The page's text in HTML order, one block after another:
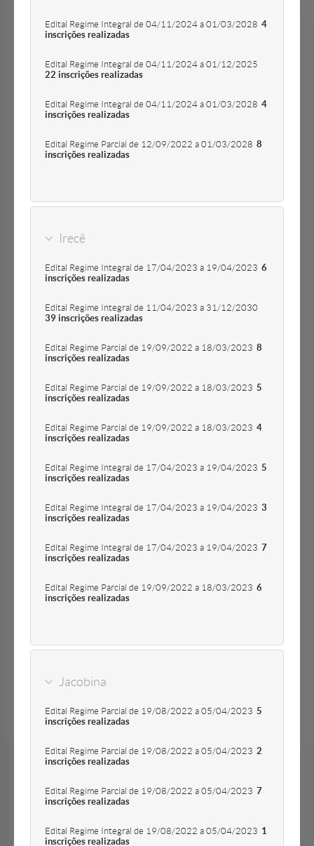
Edital Regime Integral de 04/11/2024 a 01/03/2028 4
inscrições realizadas
Edital Regime Integral de 04/11/2024 a 01/12/2025
22 inscrições realizadas
Edital Regime Integral de 04/11/2024 a 01/03/2028 4
inscrições realizadas
Edital Regime Parcial de 12/09/2022 a 01/03/2028 8
inscrições realizadas
Irecê
Edital Regime Integral de 17/04/2023 a 19/04/2023 6
inscrições realizadas
Edital Regime Integral de 11/04/2023 a 31/12/2030
39 inscrições realizadas
Edital Regime Parcial de 19/09/2022 a 18/03/2023 8
inscrições realizadas
Edital Regime Parcial de 19/09/2022 a 18/03/2023 5
inscrições realizadas
Edital Regime Parcial de 19/09/2022 a 18/03/2023 4
inscrições realizadas
Edital Regime Integral de 17/04/2023 a 19/04/2023 5
inscrições realizadas
Edital Regime Integral de 17/04/2023 a 19/04/2023 3
inscrições realizadas
Edital Regime Integral de 17/04/2023 a 19/04/2023 7
inscrições realizadas
Edital Regime Parcial de 19/09/2022 a 18/03/2023 6
inscrições realizadas
Jacobina
Edital Regime Parcial de 19/08/2022 a 05/04/2023 5
inscrições realizadas
Edital Regime Parcial de 19/08/2022 a 05/04/2023 2
inscrições realizadas
Edital Regime Parcial de 19/08/2022 a 05/04/2023 7
inscrições realizadas
Edital Regime Integral de 19/08/2022 a 05/04/2023 1
inscrições realizadas